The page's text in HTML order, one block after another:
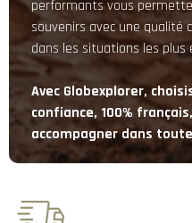
performants vous
souvenirs avec une qualité
dans les situations les plus
Avec Globexplorer,
confiance, 100%
accompagner dans